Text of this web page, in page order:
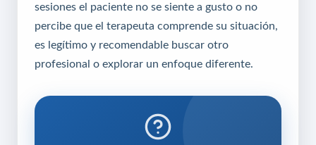
sesiones el paciente no se siente a gusto o no
percibe que el terapeuta comprende su situación,
es legítimo y recomendable buscar otro
profesional o explorar un enfoque diferente.